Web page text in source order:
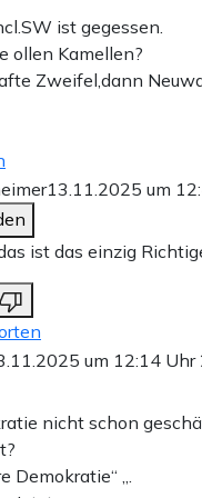
ist gegessen.
ollen Kamellen?
Zweifel,dann
13.11.2025 um
ist das einzig
um 12:14 Uhr
nicht schon
Demokratie“ „.